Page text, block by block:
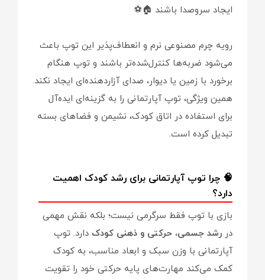
ایجاد سروصدا باشند 🏠⚽
رویه چرم مصنوعی نرم و انعطاف‌پذیر این توپ باعث
می‌شود ضربه‌ها کنترل‌شده‌تر باشند و توپ هنگام
برخورد با زمین یا دیوار، صدای آزاردهنده‌ای ایجاد نکند.
همین ویژگی، توپ آپارتمانی را به گزینه‌ای ایده‌آل
برای استفاده در اتاق کودک، نشیمن و فضاهای بسته
تبدیل کرده است.
🧠 چرا توپ آپارتمانی برای رشد کودک اهمیت
دارد؟
بازی با توپ فقط سرگرمی نیست؛ بلکه نقش مهمی
در رشد جسمی، حرکتی و ذهنی کودک دارد. توپ
آپارتمانی با وزن سبک و ابعاد مناسب، به کودک
کمک می‌کند مهارت‌های پایه حرکتی خود را تقویت